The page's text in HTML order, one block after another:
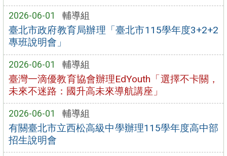
2026-06-01 輔導組
臺北市政府教育局辦理「臺北市115學年度3+2+2
專班說明會」
2026-06-01 輔導組
臺灣一滴優教育協會辦理EdYouth「選擇不卡關，
未來不迷路：國升高未來導航講座」
2026-06-01 輔導組
有關臺北市立西松高級中學辦理115學年度高中部
招生說明會